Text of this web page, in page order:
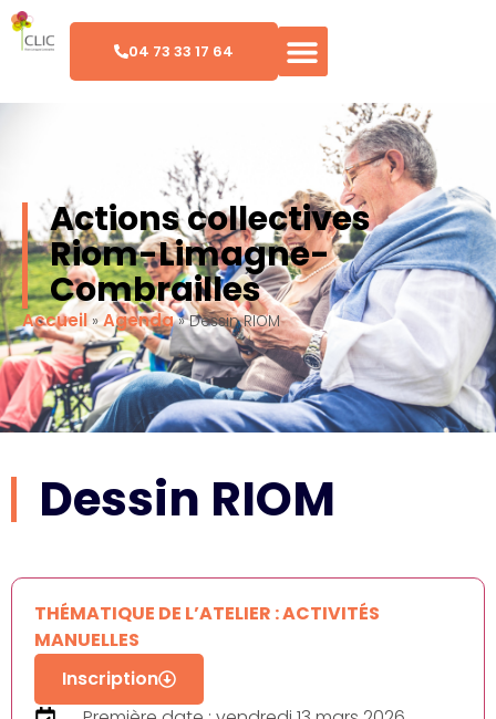
04 73 33 17 64
Actions collectives
Riom-Limagne-
Combrailles
Accueil»Agenda»Dessin RIOM
Dessin RIOM
THÉMATIQUE DE L’ATELIER : ACTIVITÉS
MANUELLES
Inscription